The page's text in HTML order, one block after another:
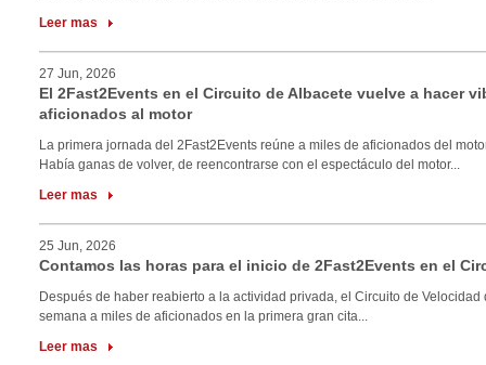
Leer mas
27 Jun, 2026
El 2Fast2Events en el Circuito de Albacete vuelve a hacer
aficionados al motor
La primera jornada del 2Fast2Events reúne a miles de aficionados del
Había ganas de volver, de reencontrarse con el espectáculo del motor...
Leer mas
25 Jun, 2026
Contamos las horas para el inicio de 2Fast2Events en el
Después de haber reabierto a la actividad privada, el Circuito de Velocidad
semana a miles de aficionados en la primera gran cita...
Leer mas